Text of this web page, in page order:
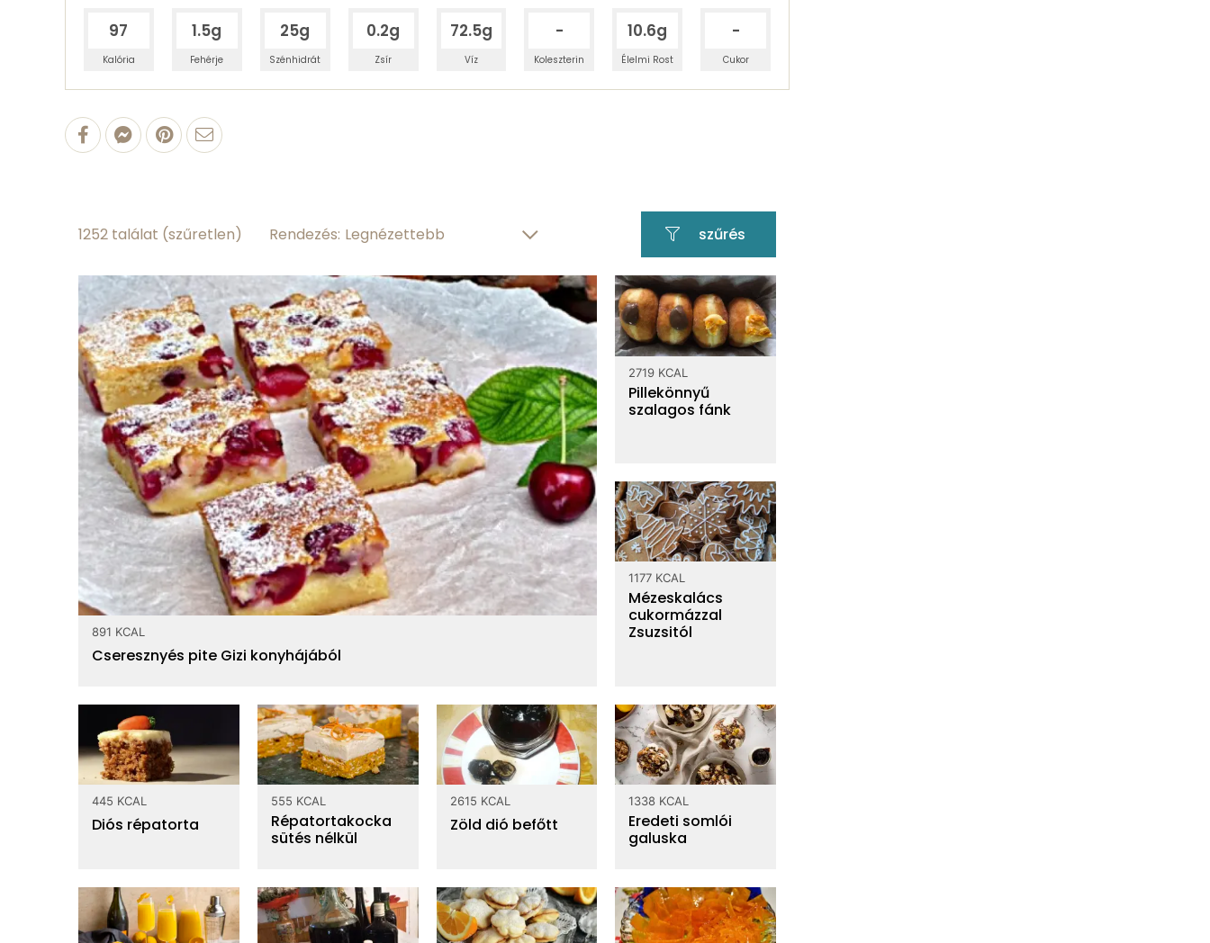
97
Kalória
1.5g
Fehérje
25g
Szénhidrát
0.2g
Zsír
72.5g
Víz
-
Koleszterin
10.6g
Élelmi Rost
-
Cukor
100 g Narancshéj
zsírtartalom 0.1 g 72.5 g
Hány kalória gramm narancshéj?
Számold ki!
Top ásványi anyagok
Kalcium 161 mg
Magnézium
Top vitaminok
B6 vitamin 0.176 g
136 mg
Tápanyagtartalom / 100 gramm
fehérje 1.5 g
telített zsírsav 0.024 g
egyszeresen telített
szénhidrát
víz 72.5 g
1252 találat (szűretlen) Rendezés: szűrés
891 KCAL
Cseresznyés pite Gizi konyhájából
2719 KCAL
Pillekönnyű
szalagos fánk
1177 KCAL
Mézeskalács
cukormázzal
Zsuzsitól
445 KCAL
Diós répatorta
555 KCAL
Répatortakocka
sütés nélkül
2615 KCAL
Zöld dió befőtt
1338 KCAL
Eredeti somlói
galuska